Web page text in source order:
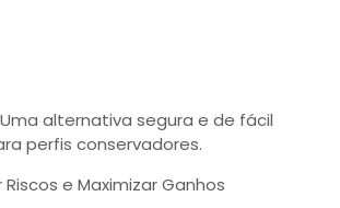
alternativa segura e de fácil
perfis conservadores.
e Maximizar Ganhos